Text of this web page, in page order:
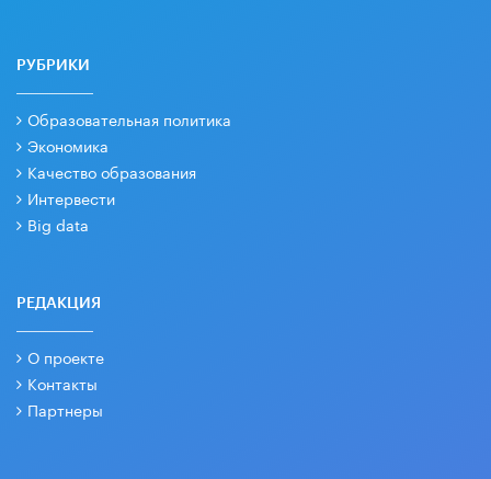
РУБРИКИ
Образовательная политика
Экономика
Качество образования
Интервести
Big data
РЕДАКЦИЯ
О проекте
Контакты
Партнеры